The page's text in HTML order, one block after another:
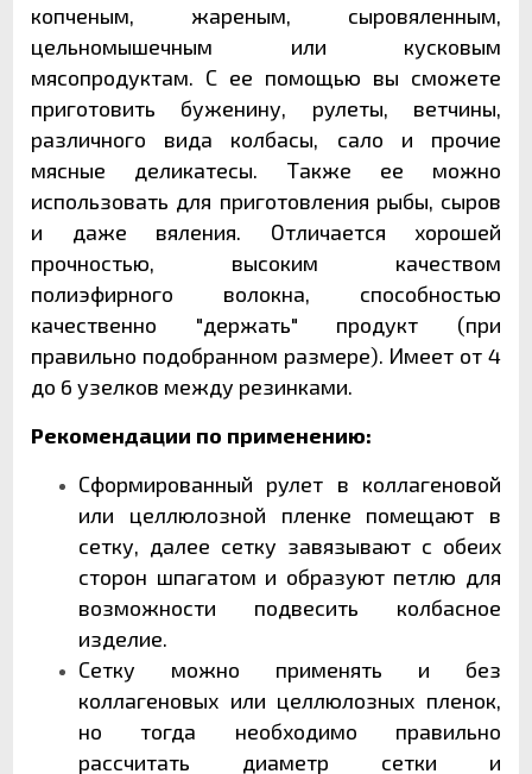
копченым, жареным, сыровяленным,
цельномышечным или кусковым
мясопродуктам. С ее помощью вы сможете
приготовить буженину, рулеты, ветчины,
различного вида колбасы, сало и прочие
мясные деликатесы. Также ее можно
использовать для приготовления рыбы, сыров
и даже вяления. Отличается хорошей
прочностью, высоким качеством
полиэфирного волокна, способностью
качественно "держать" продукт (при
правильно подобранном размере). Имеет от 4
до 6 узелков между резинками.
Рекомендации по применению:
Сформированный рулет в коллагеновой
или целлюлозной пленке помещают в
сетку, далее сетку завязывают с обеих
сторон шпагатом и образуют петлю для
возможности подвесить колбасное
изделие.
Сетку можно применять и без
коллагеновых или целлюлозных пленок,
но тогда необходимо правильно
рассчитать диаметр сетки и